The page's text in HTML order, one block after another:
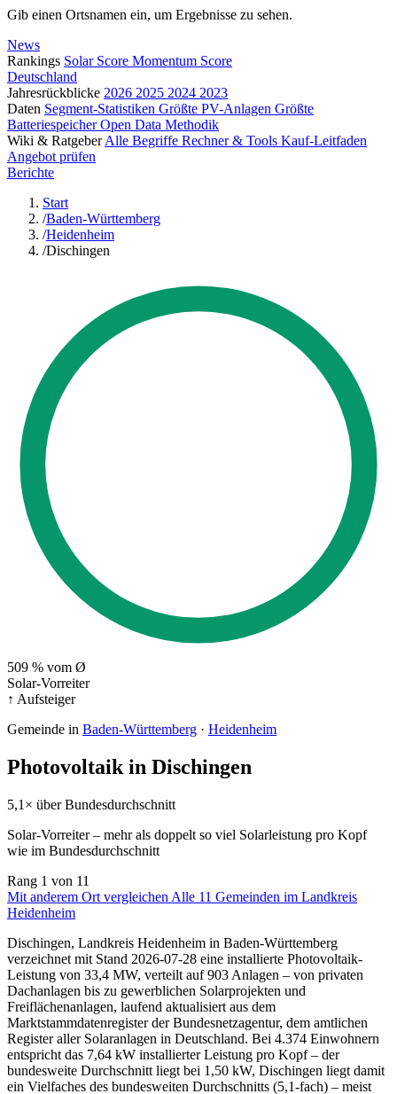
Gib einen Ortsnamen ein, um Ergebnisse zu sehen.
News
Rankings Solar Score Momentum Score
Deutschland
Jahresrückblicke 2026 2025 2024 2023
Daten Segment-Statistiken Größte PV-Anlagen Größte
BatteriespeicherOpen Data Methodik
Wiki & Ratgeber Alle Begriffe Rechner & Tools Kauf-Leitfaden
Angebot prüfen
Berichte
Start
/Baden-Württemberg
/Heidenheim
/Dischingen
509 % vom Ø
Solar-Vorreiter
↑ Aufsteiger
Gemeinde in Baden-Württemberg · Heidenheim
Photovoltaik in Dischingen
5,1× über Bundesdurchschnitt
Solar-Vorreiter – mehr als doppelt so viel Solarleistung pro Kopf
wie im Bundesdurchschnitt
Rang 1 von 11
Mit anderem Ort vergleichen Alle 11 Gemeinden im Landkreis
Heidenheim
Dischingen, Landkreis Heidenheim in Baden-Württemberg
verzeichnet mit Stand 2026-07-28 eine installierte Photovoltaik-
Leistung von 33,4 MW, verteilt auf 903 Anlagen – von privaten
Dachanlagen bis zu gewerblichen Solarprojekten und
Freiflächenanlagen, laufend aktualisiert aus dem
Marktstammdatenregister der Bundesnetzagentur, dem amtlichen
Register aller Solaranlagen in Deutschland. Bei 4.374 Einwohnern
entspricht das 7,64 kW installierter Leistung pro Kopf – der
bundesweite Durchschnitt liegt bei 1,50 kW, Dischingen liegt damit
ein Vielfaches des bundesweiten Durchschnitts (5,1-fach) – meist